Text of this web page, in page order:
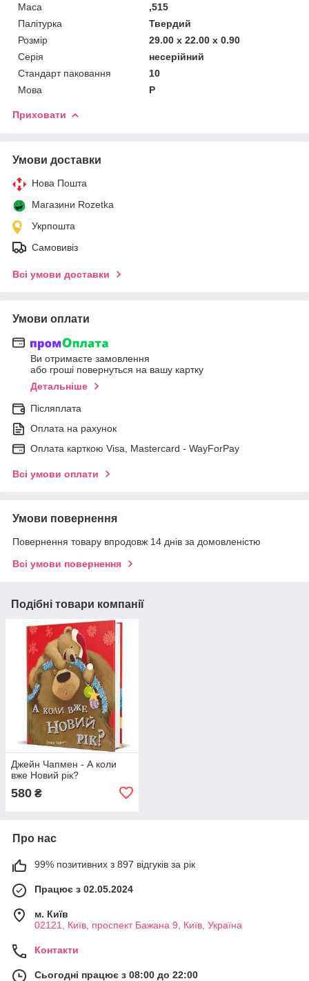
Маса
,515
Палітурка
Твердий
Розмір
29.00 x 22.00 x 0.90
Серія
несерійний
Стандарт паковання
10
Мова
Р
Приховати
Умови доставки
Нова Пошта
Магазини Rozetka
Укрпошта
Самовивіз
Всі умови доставки
Умови оплати
Ви отримаєте замовлення
або гроші повернуться на вашу картку
Детальніше
Післяплата
Оплата на рахунок
Оплата карткою Visa, Mastercard - WayForPay
Всі умови оплати
Умови повернення
Повернення товару впродовж 14 днів за домовленістю
Всі умови повернення
Подібні товари компанії
Джейн Чапмен - А коли
вже Новий рік?
580 ₴
Про нас
99% позитивних з 897 відгуків за рік
Працює з 02.05.2024
м. Київ
02121, Київ, проспект Бажана 9, Київ, Україна
Контакти
Сьогодні працює з 08:00 до 22:00